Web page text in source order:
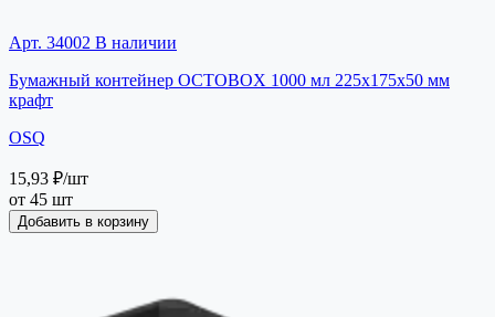
Арт. 34002 В наличии
Бумажный контейнер OCTOBOX 1000 мл 225х175х50 мм
крафт
OSQ
15,93 ₽/шт
от 45 шт
Добавить в корзину